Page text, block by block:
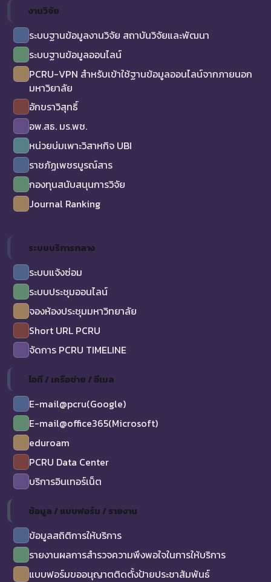
งานวิจัย
ระบบฐานข้อมูลงานวิจัย สถาบันวิจัยและพัฒนา
ระบบฐานข้อมูลออนไลน์
PCRU-VPN สำหรับเข้าใช้ฐานข้อมูลออนไลน์จากภายนอก
มหาวิยาลัย
อักขราวิสุทธิ์
อพ.สธ. มร.พช.
หน่วยบ่มเพาะวิสาหกิจ UBI
ราชภัฏเพชรบูรณ์สาร
กองทุนสนับสนุนการวิจัย
Journal Ranking
ระบบบริการกลาง
ระบบแจ้งซ่อม
ระบบประชุมออนไลน์
จองห้องประชุมมหาวิทยาลัย
Short URL PCRU
จัดการ PCRU TIMELINE
ไอที / เครือข่าย / อีเมล
E-mail@pcru(Google)
E-mail@office365(Microsoft)
eduroam
PCRU Data Center
บริการอินเทอร์เน็ต
ข้อมูล / แบบฟอร์ม / รายงาน
ข้อมูลสถิติการให้บริการ
รายงานผลการสำรวจความพึงพอใจในการให้บริการ
แบบฟอร์มขออนุญาตติดตั้งป้ายประชาสัมพันธ์